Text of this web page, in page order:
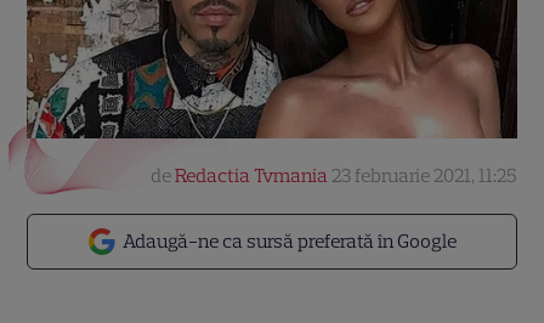
Adaugă-ne ca sursă preferată în Google
deRedactia Tvmania 23 februarie 2021, 11:25